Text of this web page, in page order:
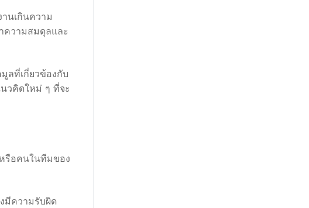
นเกินความ
ความสมดุลและ
ลที่เกี่ยวข้องกับ
วคิดใหม่ ๆ ที่จะ
รือคนในทีมของ
มีความรับผิด